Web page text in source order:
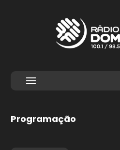
Programação